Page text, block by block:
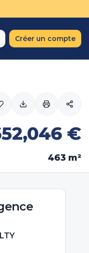
Créer un compte
€
463 m²